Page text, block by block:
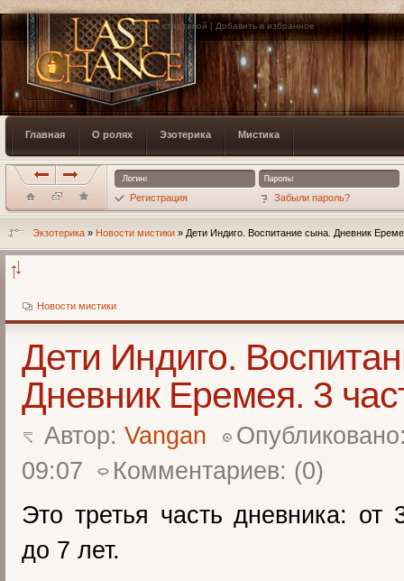
Сделать стартовой | Добавить в избранное
Главная О ролях Эзотерика Мистика
Регистрация Забыли пароль?
Экзотерика » Новости мистики » Дети Индиго. Воспитание сына. Дневник
Новости мистики
Дети Индиго.
Дневник Еремея. 3
Автор: Vangan
09:07
Комментариев: (0)
Это третья часть дневника: от
до 7 лет.